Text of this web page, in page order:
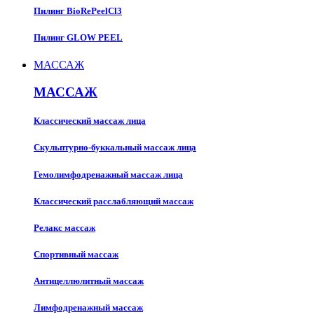
Пилинг BioRePeelCl3
Пилинг GLOW PEEL
МАССАЖ
МАССАЖ
Классический массаж лица
Скульптурно-буккальный массаж лица
Гемолимфодренажный массаж лица
Классический расслабляющий массаж
Релакс массаж
Спортивный массаж
Антицеллюлитный массаж
Лимфодренажный массаж